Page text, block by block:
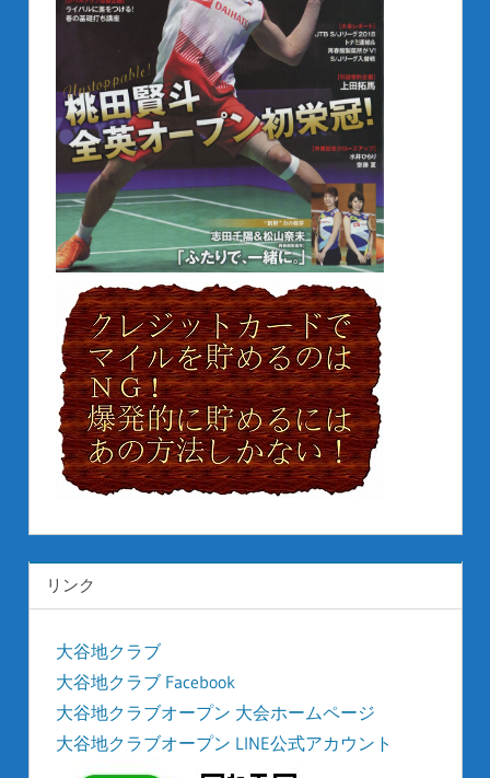
リンク
大谷地クラブ
大谷地クラブ Facebook
大谷地クラブオープン 大会ホームページ
大谷地クラブオープン LINE公式アカウント